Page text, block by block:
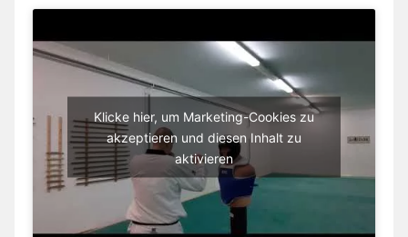
Klicke hier, um Marketing-Cookies zu
akzeptieren und diesen Inhalt zu
aktivieren